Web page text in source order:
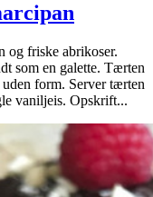
og friske abrikoser.
som en galette. Tærten
uden form. Server tærten
vaniljeis. Opskrift...